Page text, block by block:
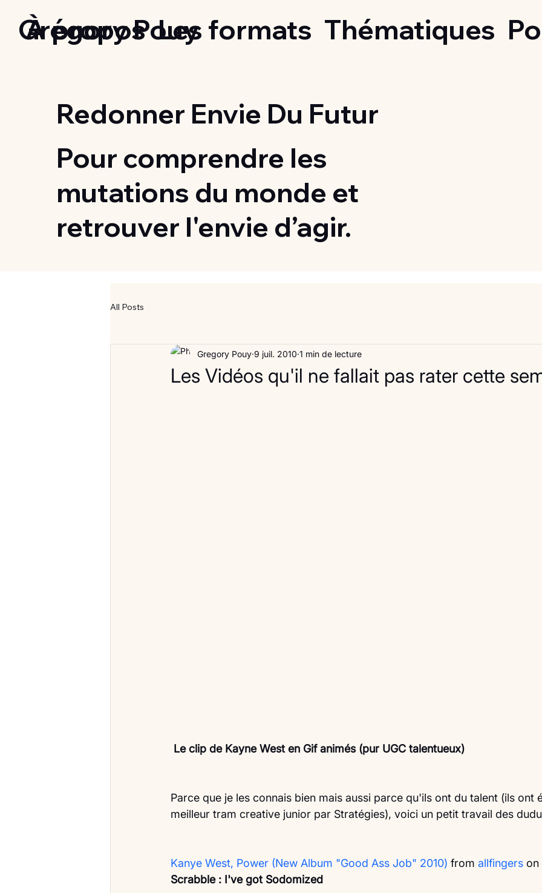
Grégory Pouy
À propos Les formats Thématiques
Redonner Envie Du Futur
Pour comprendre les
mutations du monde et
retrouver l'envie d’agir.
All Posts
Les Vidéos qu'il ne fallait pas rater cette
Gregory Pouy 9 juil. 2010 1 min de lecture
Le clip de Kayne West en Gif animés (pur UGC talentueux)
Parce que je les connais bien mais aussi parce qu'ils ont du talent (ils ont
meilleur tram creative junior par Stratégies), voici un petit travail des
Kanye West, Power (New Album "Good Ass Job" 2010) from allfingers on
Scrabble : I've got Sodomized